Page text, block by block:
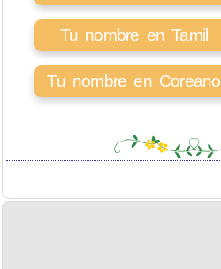
Tu nombre en Tamil
Tu nombre en Coreano